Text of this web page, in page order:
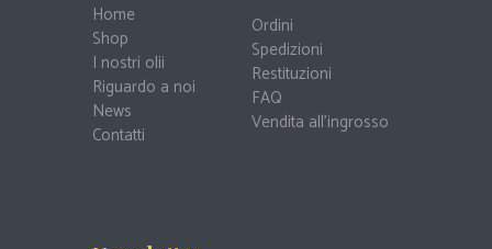
Home
Shop
I nostri olii
Riguardo a noi
News
Contatti
Ordini
Spedizioni
Restituzioni
FAQ
Vendita all’ingrosso